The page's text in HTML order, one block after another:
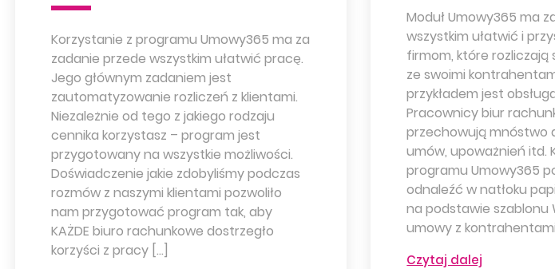
Korzystanie z programu Umowy365 ma za
zadanie przede wszystkim ułatwić pracę.
Jego głównym zadaniem jest
zautomatyzowanie rozliczeń z klientami.
Niezależnie od tego z jakiego rodzaju
cennika korzystasz – program jest
przygotowany na wszystkie możliwości.
Doświadczenie jakie zdobyliśmy podczas
rozmów z naszymi klientami pozwoliło
nam przygotować program tak, aby
KAŻDE biuro rachunkowe dostrzegło
korzyści z pracy […]
Moduł Umowy365 ma
wszystkim ułatwić i
firmom, które rozliczają
ze swoimi
przykładem jest
Pracownicy biur
przechowują mnóstwo
umów, upoważnień itd.
programu Umowy365
odnaleźć w natłoku
na podstawie szablonu
umowy z
Czytaj dalej